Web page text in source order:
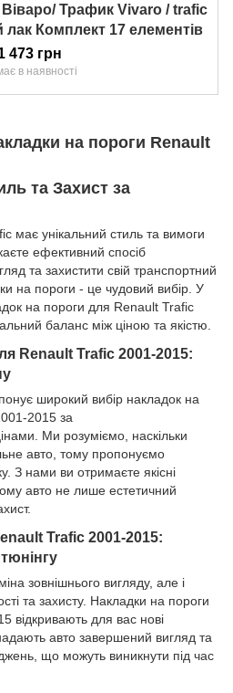
Трафик Vivaro / trafic
Комплект 17 елементів
473 грн
в наявності
на пороги Renault
та Захист за
має унікальний стиль та вимоги
ефективний спосіб
та захистити свій транспортний
на пороги - це чудовий вибір. У
на пороги для Renault Trafic
баланс між ціною та якістю.
Renault Trafic 2001-2015:
широкий вибір накладок на
2015 за
Ми розуміємо, наскільки
авто, тому пропонуємо
З нами ви отримаєте якісні
авто не лише естетичний
Trafic 2001-2015:
зовнішнього вигляду, але і
та захисту. Накладки на пороги
відкривають для вас нові
авто завершений вигляд та
що можуть виникнути під час